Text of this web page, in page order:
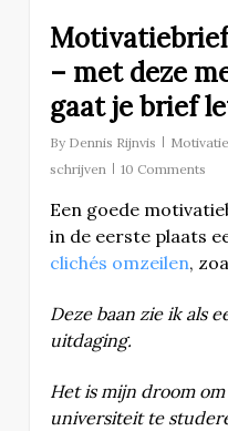
– met deze
gaat je brief
By Dennis Rijnvis
schrijven
10 Comments
Een goede
in de eerste plaats
clichés omzeilen,
Deze baan zie ik als
uitdaging.
Het is mijn droom om
universiteit te